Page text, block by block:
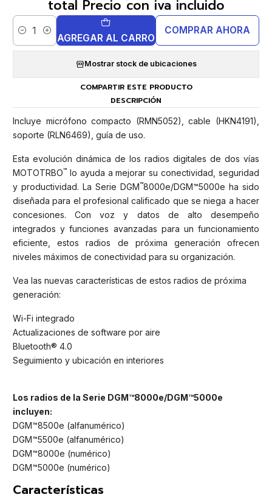
total Precio con iva incluido
Cantidad AGREGAR AL CARRO
COMPRAR AHORA
Mostrar stock de ubicaciones
COMPARTIR ESTE PRODUCTO
DESCRIPCIÓN
Incluye micrófono compacto (RMN5052), cable (HKN4191),
soporte (RLN6469), guía de uso.
Esta evolución dinámica de los radios digitales de dos vías
MOTOTRBO™ lo ayuda a mejorar su conectividad, seguridad
y productividad. La Serie DGM™8000e/DGM™5000e ha sido
diseñada para el profesional calificado que se niega a hacer
concesiones. Con voz y datos de alto desempeño
integrados y funciones avanzadas para un funcionamiento
eficiente, estos radios de próxima generación ofrecen
niveles máximos de conectividad para su organización.
Vea las nuevas características de estos radios de próxima
generación:
Wi-Fi integrado
Actualizaciones de software por aire
Bluetooth® 4.0
Seguimiento y ubicación en interiores
Los radios de la Serie DGM™8000e/DGM™5000e
incluyen:
DGM™8500e (alfanumérico)
DGM™5500e (alfanumérico)
DGM™8000e (numérico)
DGM™5000e (numérico)
Características